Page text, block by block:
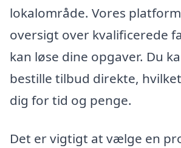
lokalområde. Vores
oversigt over kvalificerede
kan løse dine opgaver. Du
bestille tilbud direkte,
dig for tid og penge.
Det er vigtigt at vælge en